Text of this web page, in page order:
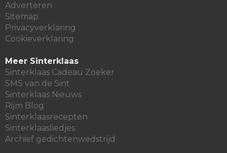
Adverteren
Sitemap
Privacyverklaring
Cookieverklaring
Meer Sinterklaas
Sinterklaas Cadeau Zoeker
SMS van de Sint
Sinterklaas Nieuws
Rijm Blog
Sinterklaasrecepten
Sinterklaasliedjes
Archief gedichtenwedstrijd